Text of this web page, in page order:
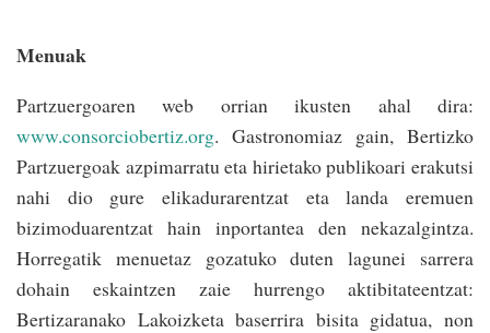
Menuak
Partzuergoaren web orrian ikusten ahal dira:
www.consorciobertiz.org. Gastronomiaz gain, Bertizko
Partzuergoak azpimarratu eta hirietako publikoari erakutsi
nahi dio gure elikadurarentzat eta landa eremuen
bizimoduarentzat hain inportantea den nekazalgintza.
Horregatik menuetaz gozatuko duten lagunei sarrera
dohain eskaintzen zaie hurrengo aktibitateentzat:
Bertizaranako Lakoizketa baserrira bisita gidatua, non